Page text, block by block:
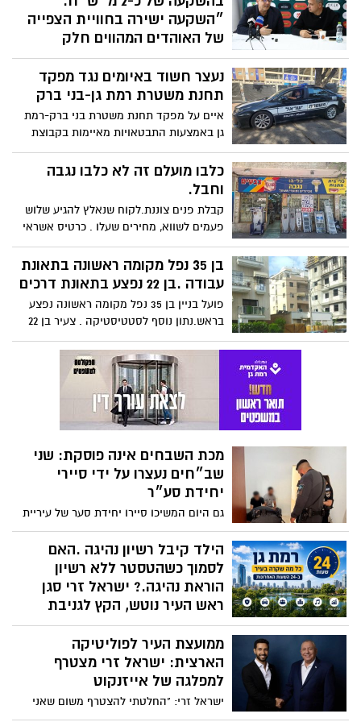
קבלת פנים צוננת.לקוח שנאלץ להגיע שלוש
פעמים לשווא, מחירים שעלו . כרטיס אשראי
בן 35 נפל מקומה ראשונה בתאונת
עבודה .בן 22 נפצע בתאונת דרכים
פועל בניין בן 35 נפל מקומה ראשונה נפצע
בראש.נתון נוסף לסטטיסטיקה . צעיר בן 22
מכת השבחים אינה פוסקת: שני
שב״חים נעצרו על ידי סיירי
יחידת סע״ר
גם היום המשיכו סיירו יחידת סער של עיריית
הילד קיבל רשיון נהיגה .האם
לסמוך כשהטסטר ללא רשיון
הוראת נהיגה.? ישראל זרי סגן
ראש העיר נוטש, הקץ לגניבת
רכבים וגם תוקף הקטינים דרושה
עזרת הציבור סגן ראש העיר פורש
ועובר לאייזנקוט
מערכת רמת גן נט מסכמת עבורכם את כל מה
ממועצת העיר לפוליטיקה
הארצית: ישראל זרי מצטרף
למפלגה של אייזנקוט
ישראל זרי: "החלטתי להצטרף משום שאני
טובת כלל אזרחי ישראל"
שני שב״חים נעצרו ברמת גן על
ידי סיירי יחידת סע״ר של עיריית
רמת גן
סיירי יחידת סע״ר העירונית תפסו שב״חים